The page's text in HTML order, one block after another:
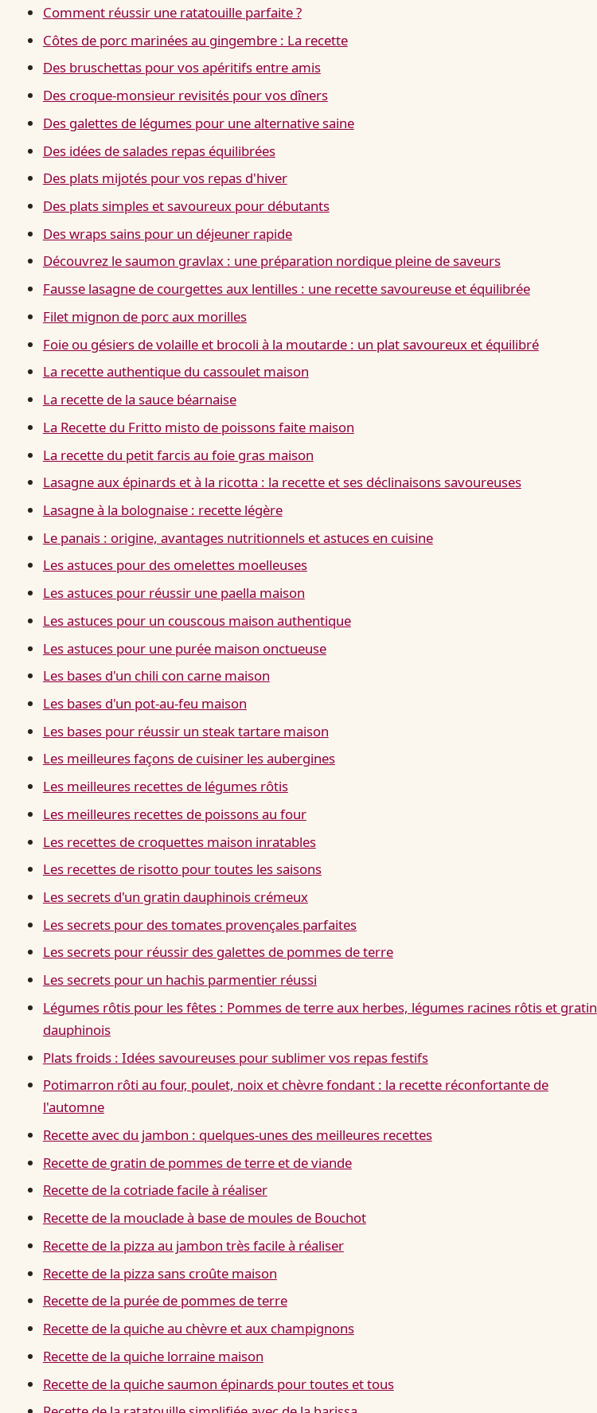
Comment réussir une ratatouille parfaite ?
Côtes de porc marinées au gingembre : La recette
Des bruschettas pour vos apéritifs entre amis
Des croque-monsieur revisités pour vos dîners
Des galettes de légumes pour une alternative saine
Des idées de salades repas équilibrées
Des plats mijotés pour vos repas d'hiver
Des plats simples et savoureux pour débutants
Des wraps sains pour un déjeuner rapide
Découvrez le saumon gravlax : une préparation nordique pleine de saveurs
Fausse lasagne de courgettes aux lentilles : une recette savoureuse et équilibrée
Filet mignon de porc aux morilles
Foie ou gésiers de volaille et brocoli à la moutarde : un plat savoureux et équilibré
La recette authentique du cassoulet maison
La recette de la sauce béarnaise
La Recette du Fritto misto de poissons faite maison
La recette du petit farcis au foie gras maison
Lasagne aux épinards et à la ricotta : la recette et ses déclinaisons savoureuses
Lasagne à la bolognaise : recette légère
Le panais : origine, avantages nutritionnels et astuces en cuisine
Les astuces pour des omelettes moelleuses
Les astuces pour réussir une paella maison
Les astuces pour un couscous maison authentique
Les astuces pour une purée maison onctueuse
Les bases d'un chili con carne maison
Les bases d'un pot-au-feu maison
Les bases pour réussir un steak tartare maison
Les meilleures façons de cuisiner les aubergines
Les meilleures recettes de légumes rôtis
Les meilleures recettes de poissons au four
Les recettes de croquettes maison inratables
Les recettes de risotto pour toutes les saisons
Les secrets d'un gratin dauphinois crémeux
Les secrets pour des tomates provençales parfaites
Les secrets pour réussir des galettes de pommes de terre
Les secrets pour un hachis parmentier réussi
Légumes rôtis pour les fêtes : Pommes de terre aux herbes, légumes racines rôtis et gratin
dauphinois
Plats froids : Idées savoureuses pour sublimer vos repas festifs
Potimarron rôti au four, poulet, noix et chèvre fondant : la recette réconfortante de
l'automne
Recette avec du jambon : quelques-unes des meilleures recettes
Recette de gratin de pommes de terre et de viande
Recette de la cotriade facile à réaliser
Recette de la mouclade à base de moules de Bouchot
Recette de la pizza au jambon très facile à réaliser
Recette de la pizza sans croûte maison
Recette de la purée de pommes de terre
Recette de la quiche au chèvre et aux champignons
Recette de la quiche lorraine maison
Recette de la quiche saumon épinards pour toutes et tous